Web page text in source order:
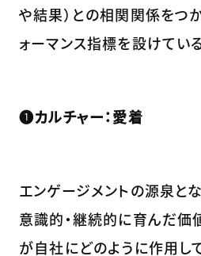
や結果）との相関関係をつ
ォーマンス指標を設けている
❶カルチャー：愛着
エンゲージメントの源泉と
意識的・継続的に育んだ価
が自社にどのように作用し